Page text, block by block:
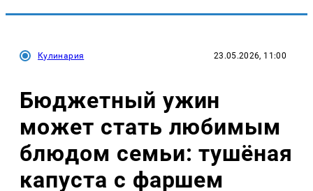
Кулинария 23.05.2026, 11:00
Бюджетный ужин
может стать любимым
блюдом семьи: тушёная
капуста с фаршем